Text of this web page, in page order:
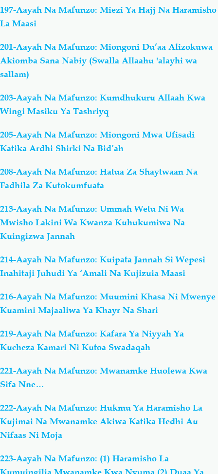
197-Aayah Na Mafunzo: Miezi Ya Hajj Na Haramisho
La Maasi
201-Aayah Na Mafunzo: Miongoni Du’aa Alizokuwa
Akiomba Sana Nabiy (Swalla Allaahu 'alayhi wa
sallam)
203-Aayah Na Mafunzo: Kumdhukuru Allaah Kwa
Wingi Masiku Ya Tashriyq
205-Aayah Na Mafunzo: Miongoni Mwa Ufisadi
Katika Ardhi Shirki Na Bid’ah
208-Aayah Na Mafunzo: Hatua Za Shaytwaan Na
Fadhila Za Kutokumfuata
213-Aayah Na Mafunzo: Ummah Wetu Ni Wa
Mwisho Lakini Wa Kwanza Kuhukumiwa Na
Kuingizwa Jannah
214-Aayah Na Mafunzo: Kuipata Jannah Si Wepesi
Inahitaji Juhudi Ya ‘Amali Na Kujizuia Maasi
216-Aayah Na Mafunzo: Muumini Khasa Ni Mwenye
Kuamini Majaaliwa Ya Khayr Na Shari
219-Aayah Na Mafunzo: Kafara Ya Niyyah Ya
Kucheza Kamari Ni Kutoa Swadaqah
221-Aayah Na Mafunzo: Mwanamke Huolewa Kwa
Sifa Nne…
222-Aayah Na Mafunzo: Hukmu Ya Haramisho La
Kujimai Na Mwanamke Akiwa Katika Hedhi Au
Nifaas Ni Moja
223-Aayah Na Mafunzo: (1) Haramisho La